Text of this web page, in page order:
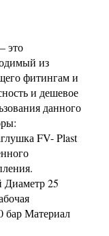
это
из
фитингам и
и дешевое
данного
FV- Plast
Диаметр 25
бар Материал